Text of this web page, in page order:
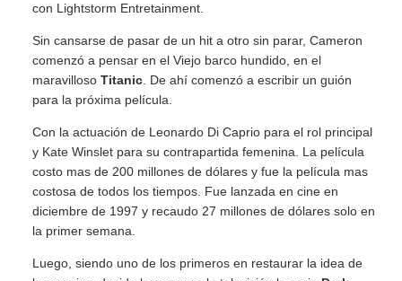
con Lightstorm Entretainment.
Sin cansarse de pasar de un hit a otro sin parar, Cameron
comenzó a pensar en el Viejo barco hundido, en el
maravilloso Titanic . De ahí comenzó a escribir un guión
para la próxima película.
Con la actuación de Leonardo Di Caprio para el rol principal
y Kate Winslet para su contrapartida femenina. La película
costo mas de 200 millones de dólares y fue la película mas
costosa de todos los tiempos. Fue lanzada en cine en
diciembre de 1997 y recaudo 27 millones de dólares solo en
la primer semana.
Luego, siendo uno de los primeros en restaurar la idea de